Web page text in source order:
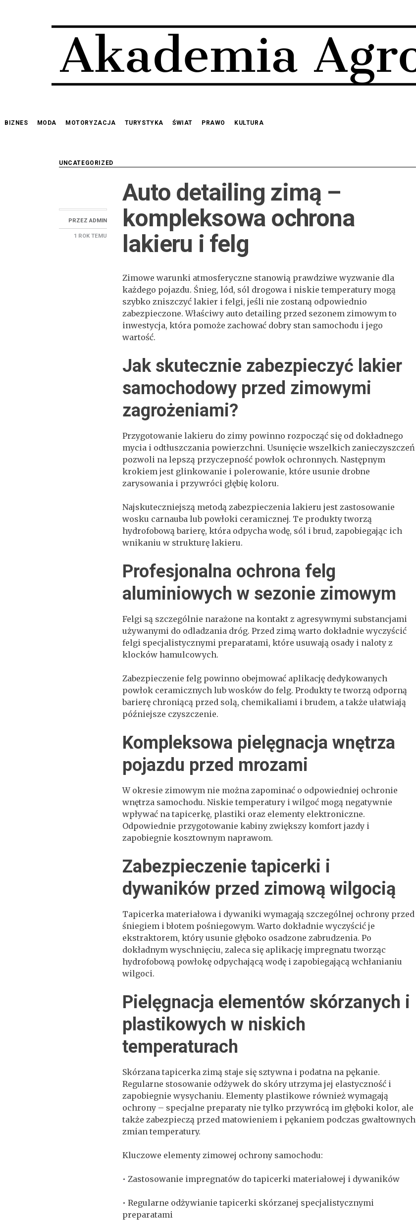
BIZNES MODA MOTORYZACJA TURYSTYKA ŚWIAT PRAWO KULTURA
UNCATEGORIZED
PRZEZADMIN
1 ROK TEMU
Auto detailing zimą –
kompleksowa ochrona
lakieru i felg
Zimowe warunki atmosferyczne stanowią prawdziwe wyzwanie dla
każdego pojazdu. Śnieg, lód, sól drogowa i niskie temperatury mogą
szybko zniszczyć lakier i felgi, jeśli nie zostaną odpowiednio
zabezpieczone. Właściwy auto detailing przed sezonem zimowym to
inwestycja, która pomoże zachować dobry stan samochodu i jego
wartość.
Jak skutecznie zabezpieczyć lakier
samochodowy przed zimowymi
zagrożeniami?
Przygotowanie lakieru do zimy powinno rozpocząć się od dokładnego
mycia i odtłuszczania powierzchni. Usunięcie wszelkich zanieczyszczeń
pozwoli na lepszą przyczepność powłok ochronnych. Następnym
krokiem jest glinkowanie i polerowanie, które usunie drobne
zarysowania i przywróci głębię koloru.
Najskuteczniejszą metodą zabezpieczenia lakieru jest zastosowanie
wosku carnauba lub powłoki ceramicznej. Te produkty tworzą
hydrofobową barierę, która odpycha wodę, sól i brud, zapobiegając ich
wnikaniu w strukturę lakieru.
Profesjonalna ochrona felg
aluminiowych w sezonie zimowym
Felgi są szczególnie narażone na kontakt z agresywnymi substancjami
używanymi do odladzania dróg. Przed zimą warto dokładnie wyczyścić
felgi specjalistycznymi preparatami, które usuwają osady i naloty z
klocków hamulcowych.
Zabezpieczenie felg powinno obejmować aplikację dedykowanych
powłok ceramicznych lub wosków do felg. Produkty te tworzą odporną
barierę chroniącą przed solą, chemikaliami i brudem, a także ułatwiają
późniejsze czyszczenie.
Kompleksowa pielęgnacja wnętrza
pojazdu przed mrozami
W okresie zimowym nie można zapominać o odpowiedniej ochronie
wnętrza samochodu. Niskie temperatury i wilgoć mogą negatywnie
wpływać na tapicerkę, plastiki oraz elementy elektroniczne.
Odpowiednie przygotowanie kabiny zwiększy komfort jazdy i
zapobiegnie kosztownym naprawom.
Zabezpieczenie tapicerki i
dywaników przed zimową wilgocią
Tapicerka materiałowa i dywaniki wymagają szczególnej ochrony przed
śniegiem i błotem pośniegowym. Warto dokładnie wyczyścić je
ekstraktorem, który usunie głęboko osadzone zabrudzenia. Po
dokładnym wyschnięciu, zaleca się aplikację impregnatu tworząc
hydrofobową powłokę odpychającą wodę i zapobiegającą wchłanianiu
wilgoci.
Pielęgnacja elementów skórzanych i
plastikowych w niskich
temperaturach
Skórzana tapicerka zimą staje się sztywna i podatna na pękanie.
Regularne stosowanie odżywek do skóry utrzyma jej elastyczność i
zapobiegnie wysychaniu. Elementy plastikowe również wymagają
ochrony – specjalne preparaty nie tylko przywrócą im głęboki kolor, ale
także zabezpieczą przed matowieniem i pękaniem podczas gwałtownych
zmian temperatury.
Kluczowe elementy zimowej ochrony samochodu:
• Zastosowanie impregnatów do tapicerki materiałowej i dywaników
• Regularne odżywianie tapicerki skórzanej specjalistycznymi
preparatami